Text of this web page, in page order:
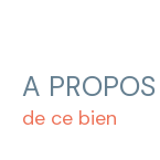
A PROPOS
de ce bien